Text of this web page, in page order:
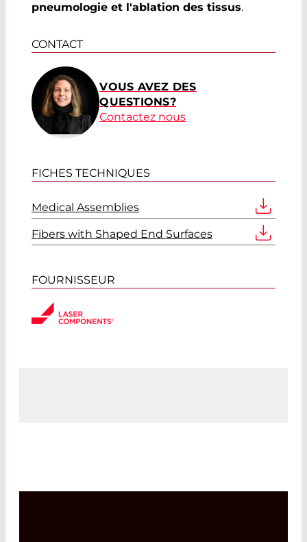
pneumologie et l'ablation des tissus.
CONTACT
VOUS AVEZ DES
QUESTIONS?
Contactez nous
FICHES TECHNIQUES
Medical Assemblies
Fibers with Shaped End Surfaces
FOURNISSEUR